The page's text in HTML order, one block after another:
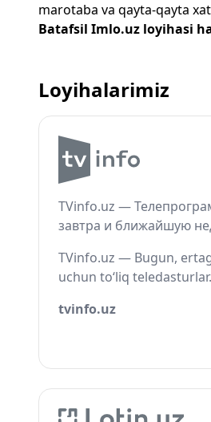
marotaba va qayta-qayta
Batafsil Imlo.uz loyihasi
Loyihalarimiz
TVinfo.uz —
завтра и ближайшую
TVinfo.uz — Bugun,
uchun to‘liq teledasturlar.
tvinfo.uz